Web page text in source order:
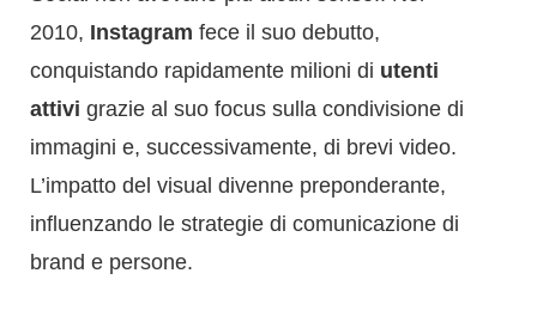
2010, Instagram fece il suo debutto,
conquistando rapidamente milioni di utenti
attivi grazie al suo focus sulla condivisione di
immagini e, successivamente, di brevi video.
L’impatto del visual divenne preponderante,
influenzando le strategie di comunicazione di
brand e persone.